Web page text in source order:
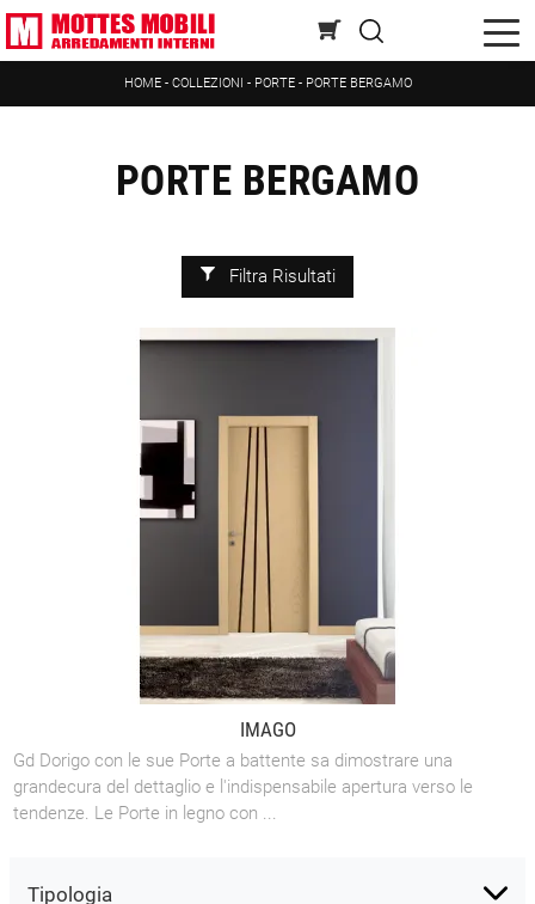
HOME- COLLEZIONI - PORTE- PORTE BERGAMO
PORTE BERGAMO
Tipologia
Filtra Risultati
IMAGO
Gd Dorigo con le sue Porte a battente sa dimostrare una
grandecura del dettaglio e l'indispensabile apertura verso le
tendenze. Le Porte in legno con ...